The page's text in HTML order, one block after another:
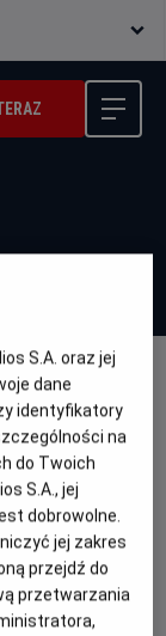
Side of
Dimensions
S.A. oraz jej
dane
identyfikatory
na
do Twoich
S.A., jej
dobrowolne.
jej zakres
przejdź do
przetwarzania